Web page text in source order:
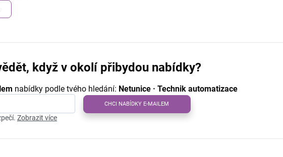
když v okolí přibydou nabídky?
nabídky podle tvého hledání: Netunice · Technik automatizace
CHCI NABÍDKY E-MAILEM
Zobrazit více